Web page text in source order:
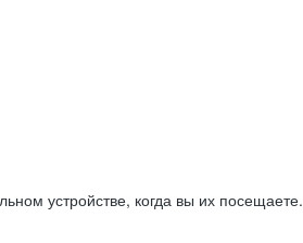
устройстве, когда вы их посещаете.